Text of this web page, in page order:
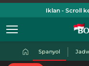
Iklan - Scroll
Spanyol